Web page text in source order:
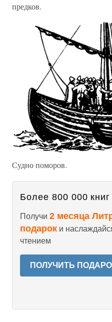
предков.
Судно поморов.
Более 800 000
Получи 2 месяца
подарок и
чтением
ПОЛУЧИТЬ